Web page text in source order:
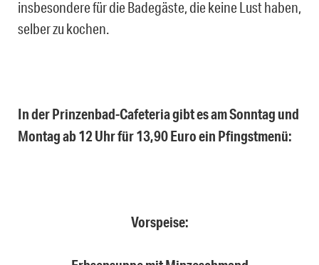
insbesondere für die Badegäste, die keine Lust haben,
selber zu kochen.
In der Prinzenbad-Cafeteria gibt es am Sonntag und
Montag ab 12 Uhr für 13,90 Euro ein Pfingstmenü:
Vorspeise: